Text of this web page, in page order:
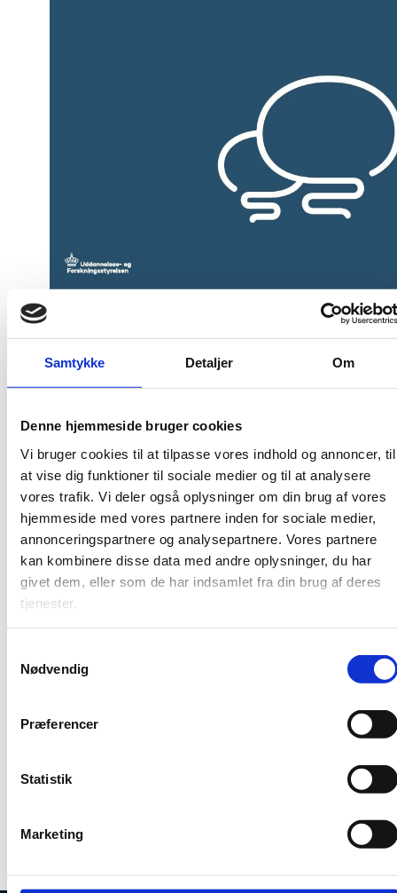
Samtykke Detaljer Om
Denne hjemmeside bruger cookies
Vi bruger cookies til at tilpasse vores indhold og annoncer, til
at vise dig funktioner til sociale medier og til at analysere
vores trafik. Vi deler også oplysninger om din brug af vores
hjemmeside med vores partnere inden for sociale medier,
annonceringspartnere og analysepartnere. Vores partnere
kan kombinere disse data med andre oplysninger, du har
givet dem, eller som de har indsamlet fra din brug af deres
tjenester.
Nødvendig
Præferencer
Statistik
Marketing
Publiceringsdato: 17. april 2023
Internet ISSN: 2445-7329
Udgiver: Uddannelses- og Forskningsstyrelsen
Publikationsår: 2023
Sideantal: 29
Prækvalifikation er en vurdering af, om den nye
uddannelse eller det nye uddannelsesudbud er
samfundsøkonomisk og uddannelsespolitisk
hensigtsmæssigt og i øvrigt opfylder de
lovgivningsmæssige krav.
Uddannelses- og Forskningsministeren har nedsat et
rådgivende udvalg for vurdering af udbud af
vurderer ansøgninger om prækvalifikation og rådgiver
ministeren om principielle spørgsmål knyttet hertil.
sammenlægning af uddannelser